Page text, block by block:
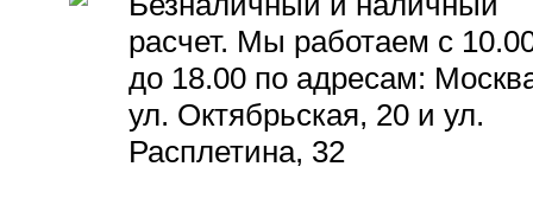
расчет. Мы работаем с
до 18.00 по адресам:
ул. Октябрьская, 20 и ул.
Расплетина, 32